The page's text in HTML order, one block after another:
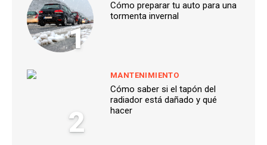
1
Cómo preparar tu auto para una
tormenta invernal
2
MANTENIMIENTO
Cómo saber si el tapón del
radiador está dañado y qué
hacer